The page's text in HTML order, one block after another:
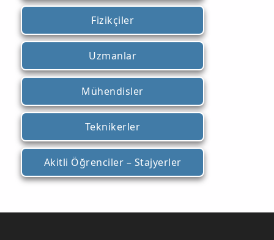
Fizikçiler
Uzmanlar
Mühendisler
Teknikerler
Akitli Öğrenciler – Stajyerler